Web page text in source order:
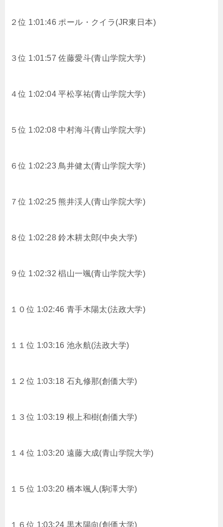
２位 1:01:46 ポール・クイラ(JR東日本)
３位 1:01:57 佐藤愛斗(青山学院大学)
４位 1:02:04 平松享祐(青山学院大学)
５位 1:02:08 中村海斗(青山学院大学)
６位 1:02:23 鳥井健太(青山学院大学)
７位 1:02:25 熊井渓人(青山学院大学)
８位 1:02:28 鈴木耕太郎(中央大学)
９位 1:02:32 椙山一颯(青山学院大学)
１０位 1:02:46 青手木陽太(法政大学)
１１位 1:03:16 池永航(法政大学)
１２位 1:03:18 石丸修那(創価大学)
１３位 1:03:19 根上和樹(創価大学)
１４位 1:03:20 遠藤大成(青山学院大学)
１５位 1:03:20 橋本颯人(駒澤大学)
１６位 1:03:24 黒木陽向(創価大学)